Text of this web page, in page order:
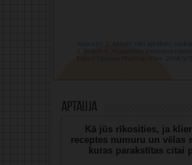
Aptauja
Kā jūs rīkosities, ja
receptes numuru un vēlas
kuras parakstītas citai